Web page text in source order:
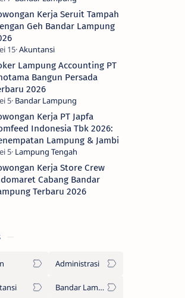
Kerja Seruit Tampah
Geh Bandar Lampung
Lampung Accounting PT
Bangun Persada
2026
Kerja PT Japfa
Indonesia Tbk 2026:
Lampung & Jambi
Kerja Store Crew
Cabang Bandar
Terbaru 2026
Administrasi
Bandar Lampung